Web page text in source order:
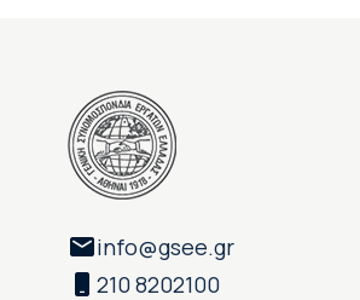
info@gsee.gr
210 8202100